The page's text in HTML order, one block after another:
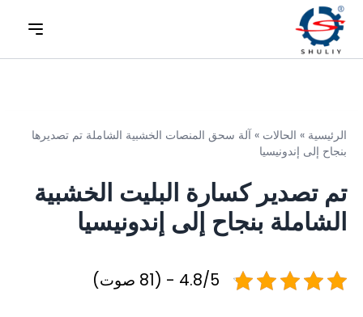
الرئيسية » الحالات » آلة سحق المنصات الخشبية الشاملة تم تصديرها
بنجاح إلى إندونيسيا
تم تصدير كسارة البليت الخشبية
الشاملة بنجاح إلى إندونيسيا
4.8/5 - (81 صوت)